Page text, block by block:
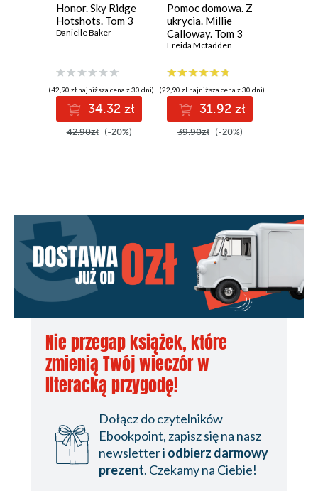
Honor. Sky Ridge
Hotshots. Tom 3
Danielle Baker
(42,90 zł najniższa cena z 30 dni)
34.32 zł
42.90zł (-20%)
Pomoc domowa. Z
ukrycia. Millie
Calloway. Tom 3
Freida Mcfadden
(22,90 zł najniższa cena z 30 dni)
31.92 zł
39.90zł (-20%)
Nie przegap książek, które
zmienią Twój wieczór w
literacką przygodę!
Dołącz do czytelników
Ebookpoint, zapisz się na nasz
newsletter i odbierz darmowy
prezent. Czekamy na Ciebie!